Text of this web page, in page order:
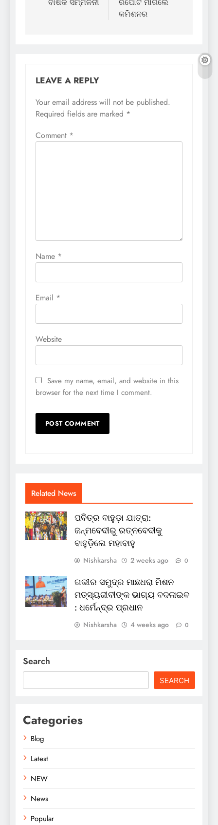
ବାର୍ଷିକ ସମ୍ମିଳନୀ
ରିପୋର୍ଟ ମାଗିଲେ
କମିଶନର
LEAVE A REPLY
Your email address will not be published.
Required fields are marked *
Comment *
Name *
Email *
Website
Save my name, email, and website in this
browser for the next time I comment.
Related News
ପବିତ୍ର ବାହୁଡ଼ା ଯାତ୍ରା:
ଜନ୍ମବେଦୀରୁ ରତ୍ନବେଦୀକୁ
ବାହୁଡ଼ିଲେ ମହାବାହୁ
Nishkarsha 2 weeks ago 0
ଗଭୀର ସମୁଦ୍ର ମାଛଧରା ମିଶନ
ମତ୍ସ୍ୟଜୀବୀଙ୍କ ଭାଗ୍ୟ ବଦଳାଇବ
: ଧର୍ମେନ୍ଦ୍ର ପ୍ରଧାନ
Nishkarsha 4 weeks ago 0
Search
SEARCH
Categories
Blog
Latest
NEW
News
Popular